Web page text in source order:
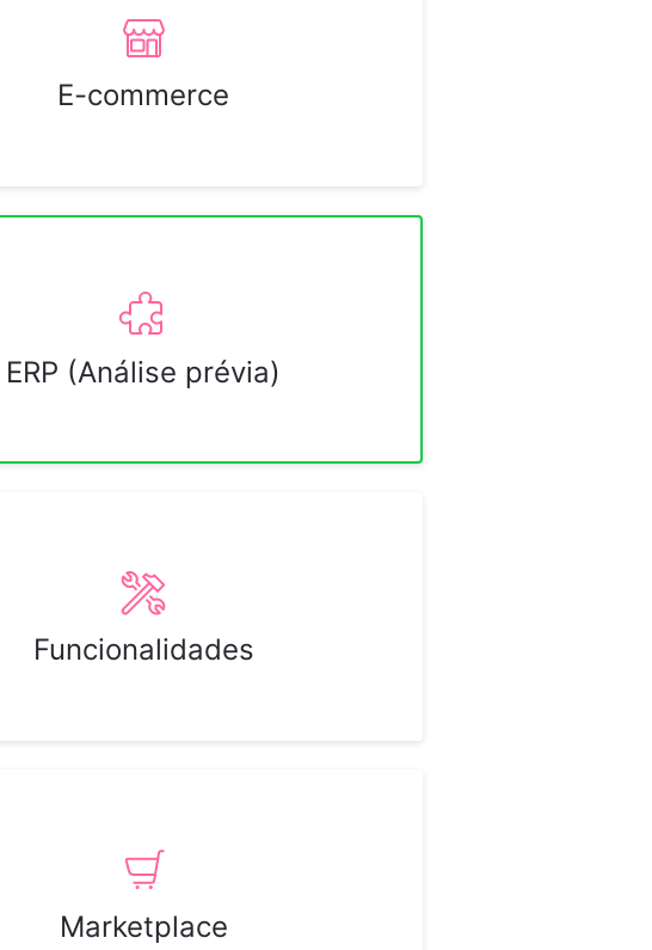
E-commerce
ERP (Análise prévia)
Funcionalidades
Marketplace